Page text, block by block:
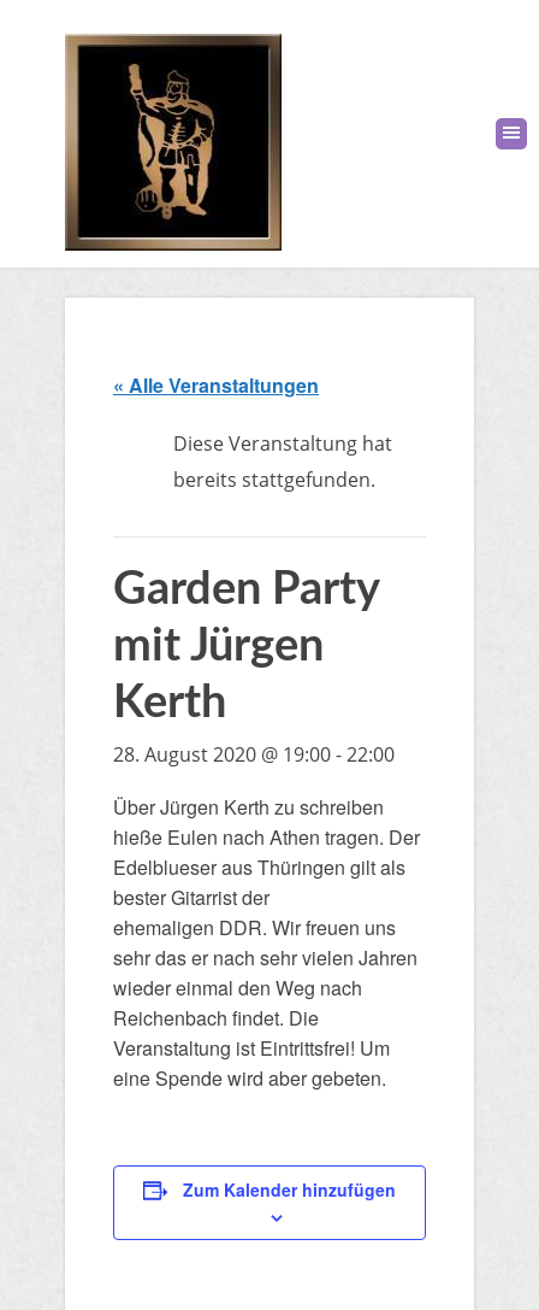
« Alle Veranstaltungen
Diese Veranstaltung hat
bereits stattgefunden.
Garden Party
mit Jürgen
Kerth
28. August 2020 @ 19:00-22:00
Über Jürgen Kerth zu schreiben
hieße Eulen nach Athen tragen. Der
Edelblueser aus Thüringen gilt als
bester Gitarrist der
ehemaligen DDR. Wir freuen uns
sehr das er nach sehr vielen Jahren
wieder einmal den Weg nach
Reichenbach findet. Die
Veranstaltung ist Eintrittsfrei! Um
eine Spende wird aber gebeten.
Zum Kalender hinzufügen